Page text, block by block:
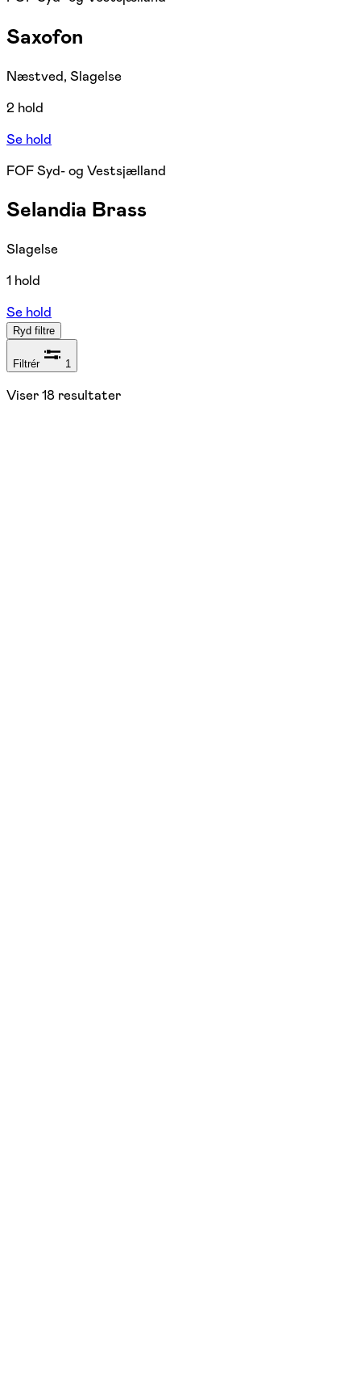
Saxofon
Næstved, Slagelse
2 hold
Se hold
FOF Syd- og Vestsjælland
Selandia Brass
Slagelse
1 hold
Se hold
Ryd filtre
Filtrér 1
Viser18 resultater